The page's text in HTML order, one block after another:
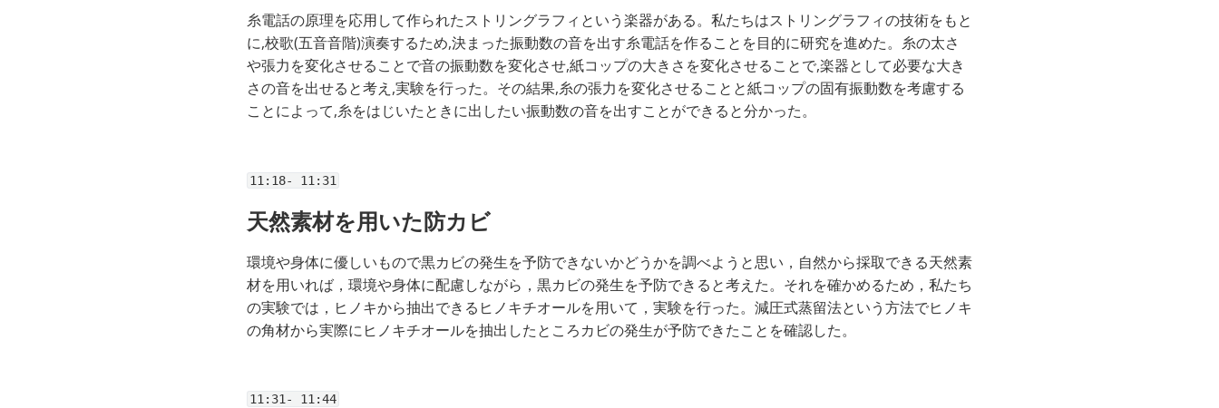
糸電話の原理を応用して作られたストリングラフィという楽器がある。私たちはストリングラフィの技術をもと
に,校歌(五音音階)演奏するため,決まった振動数の音を出す糸電話を作ることを目的に研究を進めた。糸の太さ
や張力を変化させることで音の振動数を変化させ,紙コップの大きさを変化させることで,楽器として必要な大き
さの音を出せると考え,実験を行った。その結果,糸の張力を変化させることと紙コップの固有振動数を考慮する
ことによって,糸をはじいたときに出したい振動数の音を出すことができると分かった。
11:18- 11:31
天然素材を用いた防カビ
環境や身体に優しいもので黒カビの発生を予防できないかどうかを調べようと思い，自然から採取できる天然素
材を用いれば，環境や身体に配慮しながら，黒カビの発生を予防できると考えた。それを確かめるため，私たち
の実験では，ヒノキから抽出できるヒノキチオールを用いて，実験を行った。減圧式蒸留法という方法でヒノキ
の角材から実際にヒノキチオールを抽出したところカビの発生が予防できたことを確認した。
11:31- 11:44